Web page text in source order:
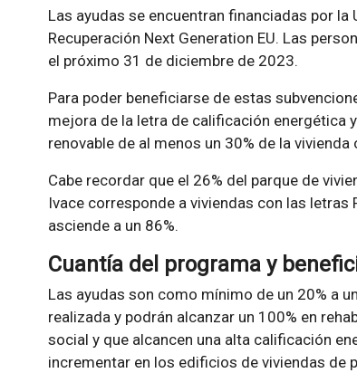
Las ayudas se encuentran financiadas por la
Recuperación Next Generation EU. Las
el próximo 31 de diciembre de 2023.
Para poder beneficiarse de estas
mejora de la letra de calificación energética
renovable de al menos un 30% de la
Cabe recordar que el 26% del parque de
Ivace corresponde a viviendas con las letras
asciende a un 86%.
Cuantía del programa y
Las ayudas son como mínimo de un 20% a
realizada y podrán alcanzar un 100% en
social y que alcancen una alta calificación
incrementar en los edificios de viviendas de